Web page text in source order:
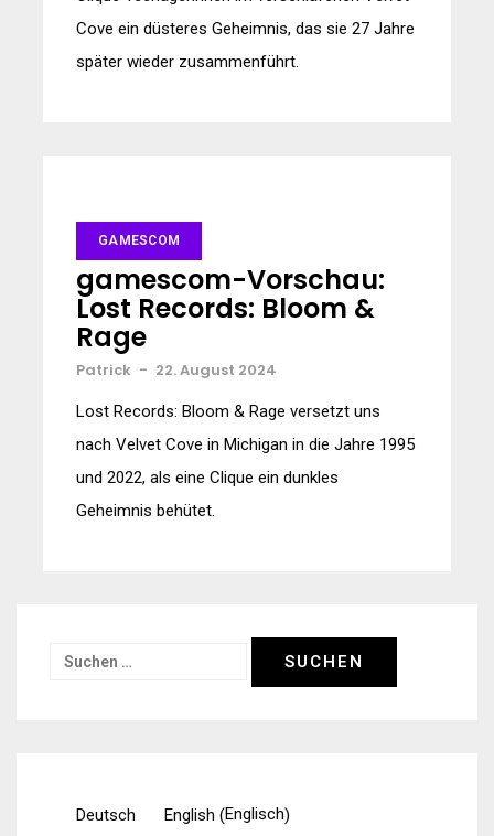
Cove ein düsteres Geheimnis, das sie 27 Jahre
später wieder zusammenführt.
GAMESCOM
gamescom-Vorschau:
Lost Records: Bloom &
Rage
Patrick - 22. August 2024
Lost Records: Bloom & Rage versetzt uns
nach Velvet Cove in Michigan in die Jahre 1995
und 2022, als eine Clique ein dunkles
Geheimnis behütet.
Suchen
Deutsch English (Englisch)